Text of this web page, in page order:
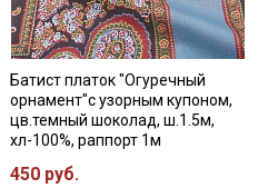
Батист платок "Огуречный
орнамент"с узорным купоном,
цв.темный шоколад, ш.1.5м,
хл-100%, раппорт 1м
450 руб.